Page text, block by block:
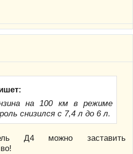
на 100 км в режиме
снизился с 7,4 л до 6 л.
Д4 можно заставить